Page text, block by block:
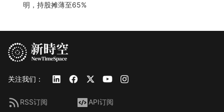
明，持股摊薄至65%
关注我们：
RSS订阅 API订阅